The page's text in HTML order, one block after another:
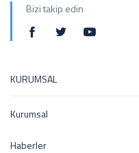
Bizi takip edin
KURUMSAL
Kurumsal
Haberler